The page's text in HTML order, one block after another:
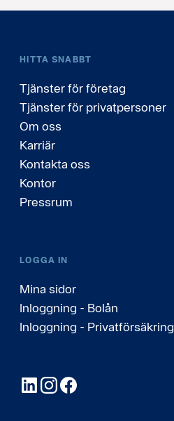
HITTA SNABBT
Tjänster för företag
Tjänster för privatpersoner
Om oss
Karriär
Kontakta oss
Kontor
Pressrum
LOGGA IN
Mina sidor
Inloggning - Bolån
Inloggning - Privatförsäkring
LinkedInInstagram